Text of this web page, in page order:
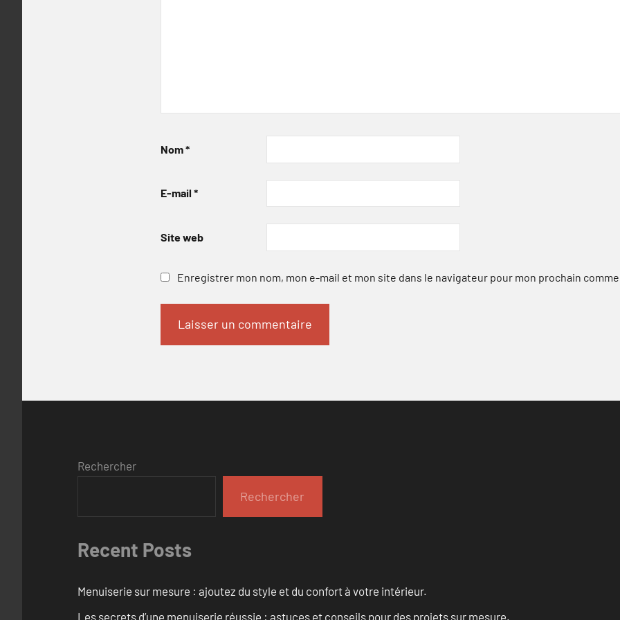
Nom*
E-mail *
Site web
Enregistrer mon nom, mon e-mail et mon site dans le navigateur pour mon prochain
Rechercher
Rechercher
Recent Posts
Menuiserie sur mesure : ajoutez du style et du confort à votre intérieur.
Les secrets d’une menuiserie réussie : astuces et conseils pour des projets sur mesure.